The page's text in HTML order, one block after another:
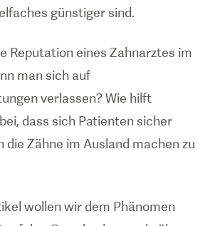
günstiger sind.
Reputation eines Zahnarztes im
man sich auf
verlassen? Wie hilft
dass sich Patienten sicher
die Zähne im Ausland machen zu
wollen wir dem Phänomen